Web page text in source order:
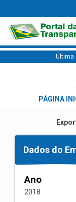
Última
PÁGINA
Dados do
Ano
2018